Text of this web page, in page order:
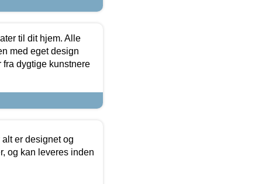
til dit hjem. Alle
med eget design
dygtige kunstnere
er designet og
og kan leveres inden